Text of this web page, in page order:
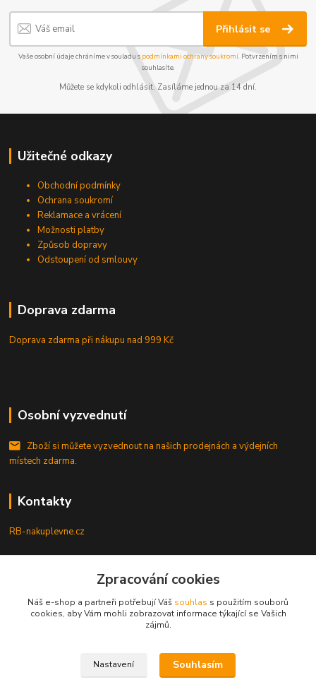
Přihlásit se
Vaše osobní údaje chráníme v souladu s podmínkami ochrany soukromí. Potvrzením s nimi
souhlasíte.
Můžete se kdykoli odhlásit. Zasíláme jednou za 14 dní.
Užitečné odkazy
Obchodní podmínky
Ochrana soukromí
Reklamace a vrácení
Možnosti platby
Způsob dopravy
Odstoupení od smlouvy
Doprava zdarma
Doprava zdarma při nákupunad 999 Kč
Osobní vyzvednutí
Zboží si můžete vyzvednout na našich prodejnách a výdejních
místech zdarma.
Kontakty
RB-nakuplevne.cz
+420 222722421
info@rb-nakuplevne.cz
Zpracování cookies
Náš e-shop a partneři potřebují Váš souhlas s použitím souborů
cookies, aby Vám mohli zobrazovat informace týkající se Vašich
zájmů.
Nastavení Souhlasím